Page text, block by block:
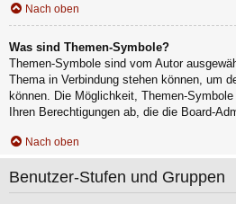
Nach oben
Was sind Themen-Symbole?
Themen-Symbole sind vom Autor
Thema in Verbindung stehen können, um
können. Die Möglichkeit, Themen-
Ihren Berechtigungen ab, die die Board-
Nach oben
Benutzer-Stufen und Gruppen